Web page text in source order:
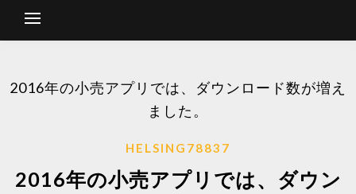
2016年の小売アプリでは、ダウンロード数が増え
ました。
HELSING78837
2016年の小売アプリでは、ダウン